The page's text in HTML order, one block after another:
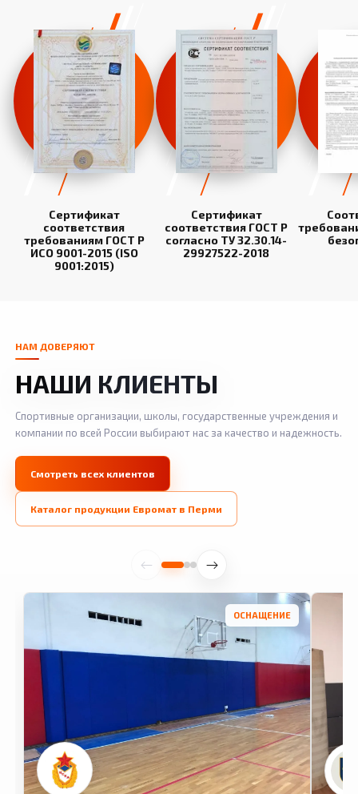
Сертификат
соответствия
требованиям ГОСТ Р
ИСО 9001-2015 (ISO
9001:2015)
Сертификат
соответствия ГОСТ Р
согласно ТУ 32.30.14-
29927522-2018
НАМ ДОВЕРЯЮТ
НАШИ КЛИЕНТЫ
Спортивные организации, школы, государственные учреждения и
компании по всей России выбирают нас за качество и надежность.
Смотреть всех клиентов
Каталог продукции Евромат в Перми
ОСНАЩЕНИЕ